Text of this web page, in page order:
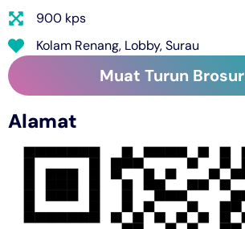
900 kps
Kolam Renang, Lobby, Surau
Muat Turun Brosur
Alamat